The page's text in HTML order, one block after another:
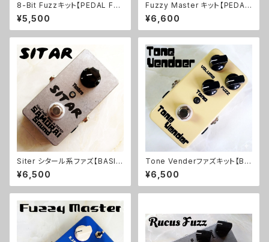
8-Bit Fuzzキット【PEDAL FRE
AKS】
¥5,500
Fuzzy Master キット【PEDAL
FREAKS】
¥6,600
Siter シタール系ファズ【BASIC
KIT】
¥6,500
Tone Venderファズキット【BA
SIC KIT】
¥6,500